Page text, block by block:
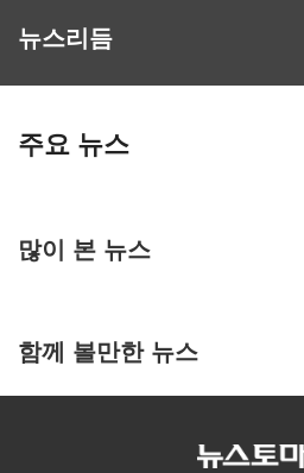
뉴스리듬
주요 뉴스
많이 본 뉴스
함께 볼만한 뉴스